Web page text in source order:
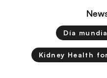
Día
Kidney Health